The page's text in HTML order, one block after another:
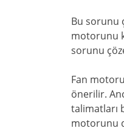
Bu sorunu
motorunu
sorunu
Fan
önerilir.
talimatları
motorunu